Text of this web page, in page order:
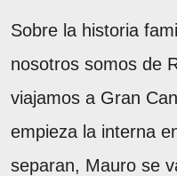
Sobre la historia
nosotros somos de
viajamos a Gran
empieza la interna
separan, Mauro se